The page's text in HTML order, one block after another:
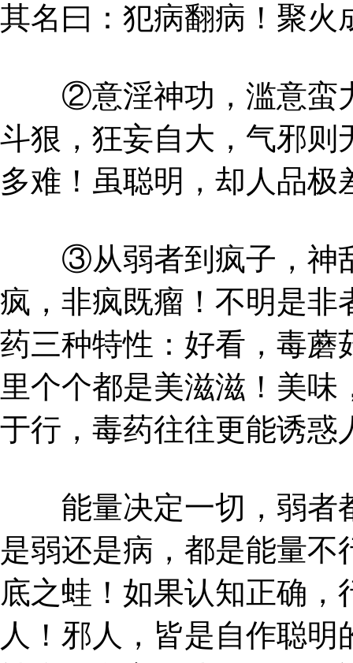
其名曰：犯病翻病！聚火
②意淫神功，滥意蛮力
斗狠，狂妄自大，气邪则
多难！虽聪明，却人品
③从弱者到疯子，神乱
疯，非疯既瘤！不明是非
药三种特性：好看，毒蘑
里个个都是美滋滋！美
于行，毒药往往更能诱惑
能量决定一切，弱者
是弱还是病，都是能量
底之蛙！如果认知正确
人！邪人，皆是自作聪